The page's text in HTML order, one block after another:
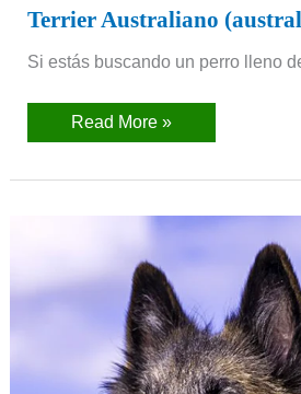
Terrier Australiano
Si estás buscando un perro lleno
Read More »